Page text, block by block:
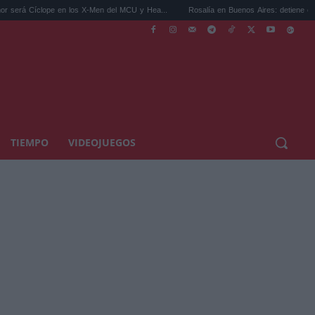
los X-Men del MCU y Hea... Rosalía en Buenos Aires: detiene el tráfico y se s...
TIEMPO VIDEOJUEGOS